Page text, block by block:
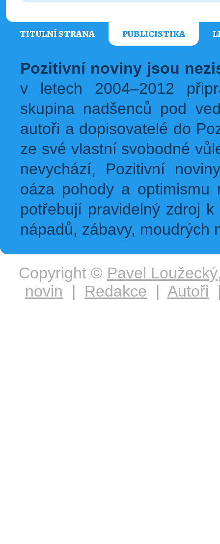
TITULNÍ STRANA PUBLICISTIKA
Pozitivní noviny jsou
v letech 2004–2012
skupina nadšenců pod
autoři a dopisovatelé do
ze své vlastní svobodné
nevychází, Pozitivní
oáza pohody a
potřebují pravidelný zdroj
nápadů, zábavy, moudrých
Copyright © Pavel Loužecký
novin | Redakce | Autoři